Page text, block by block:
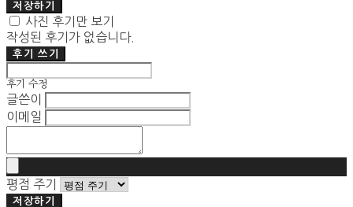
저장하기
사진 후기만 보기
작성된 후기가 없습니다.
후기 쓰기
후기 수정
글쓴이
이메일
평점 주기
저장하기